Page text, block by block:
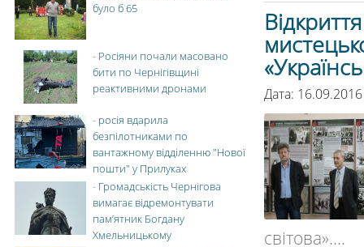
Дата:
світова»....
було б 65
- Росіяни почали масовано
бити по Чернігівщині
реактивними дронами
- росія вдарила
безпілотниками по
вантажному відділенню "Нової
пошти" у Прилуках
- Громадськість Чернігова
вимагає відремонтувати
пам’ятник Богдану
Хмельницькому